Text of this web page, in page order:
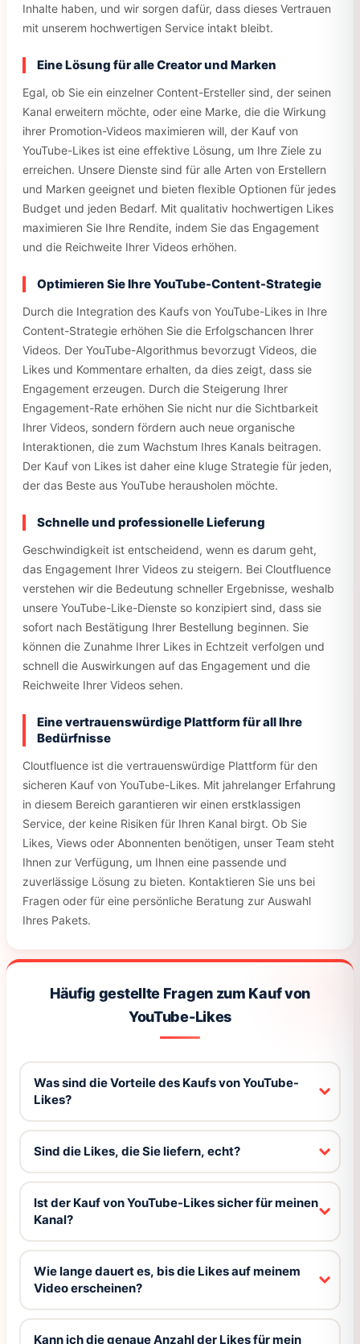
Inhalte haben, und wir sorgen dafür, dass dieses Vertrauen
mit unserem hochwertigen Service intakt bleibt.
Eine Lösung für alle Creator und Marken
Egal, ob Sie ein einzelner Content-Ersteller sind, der seinen
Kanal erweitern möchte, oder eine Marke, die die Wirkung
ihrer Promotion-Videos maximieren will, der Kauf von
YouTube-Likes ist eine effektive Lösung, um Ihre Ziele zu
erreichen. Unsere Dienste sind für alle Arten von Erstellern
und Marken geeignet und bieten flexible Optionen für jedes
Budget und jeden Bedarf. Mit qualitativ hochwertigen Likes
maximieren Sie Ihre Rendite, indem Sie das Engagement
und die Reichweite Ihrer Videos erhöhen.
Optimieren Sie Ihre YouTube-Content-Strategie
Durch die Integration des Kaufs von YouTube-Likes in Ihre
Content-Strategie erhöhen Sie die Erfolgschancen Ihrer
Videos. Der YouTube-Algorithmus bevorzugt Videos, die
Likes und Kommentare erhalten, da dies zeigt, dass sie
Engagement erzeugen. Durch die Steigerung Ihrer
Engagement-Rate erhöhen Sie nicht nur die Sichtbarkeit
Ihrer Videos, sondern fördern auch neue organische
Interaktionen, die zum Wachstum Ihres Kanals beitragen.
Der Kauf von Likes ist daher eine kluge Strategie für jeden,
der das Beste aus YouTube herausholen möchte.
Schnelle und professionelle Lieferung
Geschwindigkeit ist entscheidend, wenn es darum geht,
das Engagement Ihrer Videos zu steigern. Bei Cloutfluence
verstehen wir die Bedeutung schneller Ergebnisse, weshalb
unsere YouTube-Like-Dienste so konzipiert sind, dass sie
sofort nach Bestätigung Ihrer Bestellung beginnen. Sie
können die Zunahme Ihrer Likes in Echtzeit verfolgen und
schnell die Auswirkungen auf das Engagement und die
Reichweite Ihrer Videos sehen.
Eine vertrauenswürdige Plattform für all Ihre
Bedürfnisse
Cloutfluence ist die vertrauenswürdige Plattform für den
sicheren Kauf von YouTube-Likes. Mit jahrelanger Erfahrung
in diesem Bereich garantieren wir einen erstklassigen
Service, der keine Risiken für Ihren Kanal birgt. Ob Sie
Likes, Views oder Abonnenten benötigen, unser Team steht
Ihnen zur Verfügung, um Ihnen eine passende und
zuverlässige Lösung zu bieten. Kontaktieren Sie uns bei
Fragen oder für eine persönliche Beratung zur Auswahl
Ihres Pakets.
Häufig gestellte Fragen zum Kauf von
YouTube-Likes
Was sind die Vorteile des Kaufs von YouTube-
Likes?
Sind die Likes, die Sie liefern, echt?
Ist der Kauf von YouTube-Likes sicher für meinen
Kanal?
Wie lange dauert es, bis die Likes auf meinem
Video erscheinen?
Kann ich die genaue Anzahl der Likes für mein